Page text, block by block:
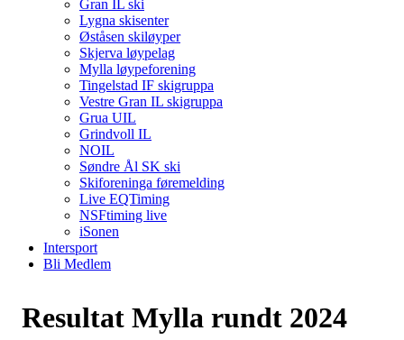
Gran IL ski
Lygna skisenter
Øståsen skiløyper
Skjerva løypelag
Mylla løypeforening
Tingelstad IF skigruppa
Vestre Gran IL skigruppa
Grua UIL
Grindvoll IL
NOIL
Søndre Ål SK ski
Skiforeninga føremelding
Live EQTiming
NSFtiming live
iSonen
Intersport
Bli Medlem
Resultat Mylla rundt 2024